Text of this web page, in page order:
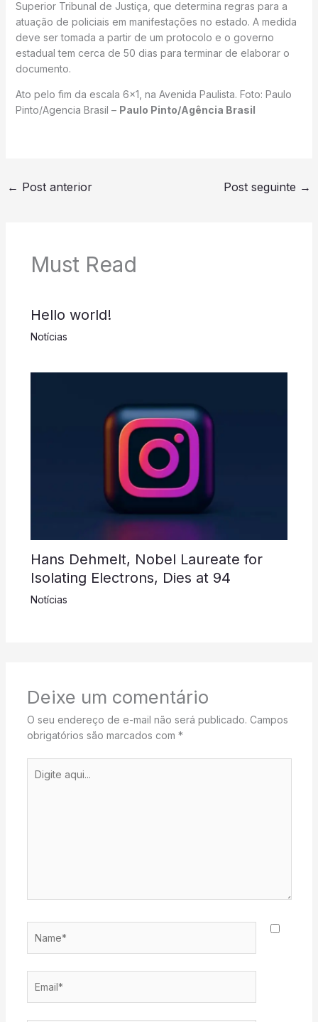
Superior Tribunal de Justiça, que determina regras para a
atuação de policiais em manifestações no estado. A medida
deve ser tomada a partir de um protocolo e o governo
estadual tem cerca de 50 dias para terminar de elaborar o
documento.
Ato pelo fim da escala 6×1, na Avenida Paulista. Foto: Paulo
Pinto/Agencia Brasil – Paulo Pinto/Agência Brasil
← Post anterior Post seguinte →
Must Read
Hello world!
Notícias
Hans Dehmelt, Nobel Laureate for
Isolating Electrons, Dies at 94
Notícias
Deixe um comentário
O seu endereço de e-mail não será publicado. Campos
obrigatórios são marcados com *
aqui...